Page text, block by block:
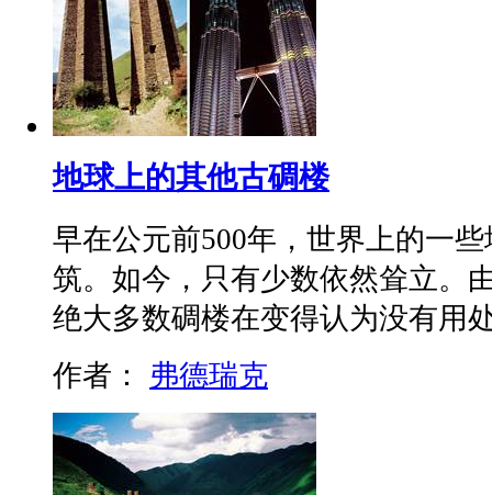
地球上的其他古碉楼
早在公元前500年，世界上的一
筑。如今，只有少数依然耸立。
绝大多数碉楼在变得认为没有
作者： 弗德瑞克